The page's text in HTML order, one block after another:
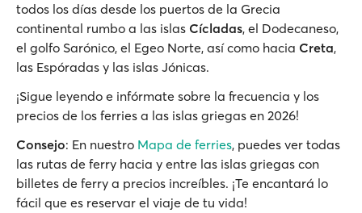
todos los días desde los puertos de la Grecia
continental rumbo a las islas Cícladas, el Dodecaneso,
el golfo Sarónico, el Egeo Norte, así como hacia Creta,
las Espóradas y las islas Jónicas.
¡Sigue leyendo e infórmate sobre la frecuencia y los
precios de los ferries a las islas griegas en 2026!
Consejo: En nuestro Mapa de ferries, puedes ver todas
las rutas de ferry hacia y entre las islas griegas con
billetes de ferry a precios increíbles. ¡Te encantará lo
fácil que es reservar el viaje de tu vida!